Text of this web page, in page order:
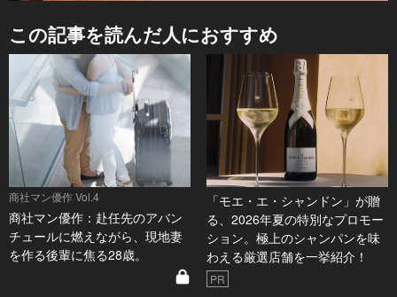
この記事を読んだ人におすすめ
商社マン優作 Vol.4
商社マン優作：赴任先のアバン
チュールに燃えながら、現地妻
を作る後輩に焦る28歳。
「モエ・エ・シャンドン」が贈
る、2026年夏の特別なプロモー
ション。極上のシャンパンを味
わえる厳選店舗を一挙紹介！
PR